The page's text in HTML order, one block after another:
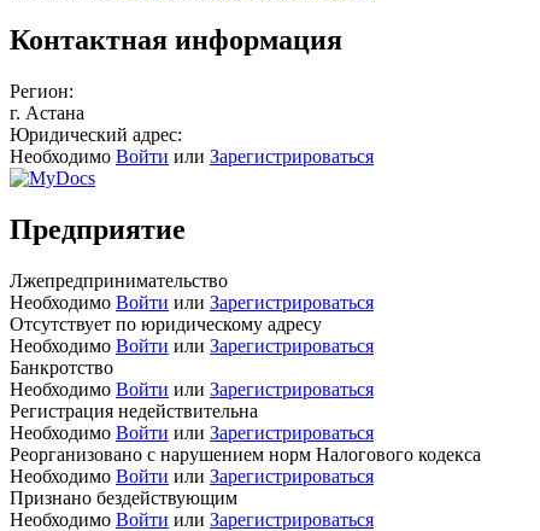
Контактная информация
Регион:
г. Астана
Юридический адрес:
Необходимо Войти или Зарегистрироваться
Предприятие
Лжепредпринимательство
Необходимо Войти или Зарегистрироваться
Отсутствует по юридическому адресу
Необходимо Войти или Зарегистрироваться
Банкротство
Необходимо Войти или Зарегистрироваться
Регистрация недействительна
Необходимо Войти или Зарегистрироваться
Реорганизовано с нарушением норм Налогового кодекса
Необходимо Войти или Зарегистрироваться
Признано бездействующим
Необходимо Войти или Зарегистрироваться